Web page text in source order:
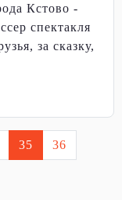
Кстово -
спектакля
за сказку,
35 36